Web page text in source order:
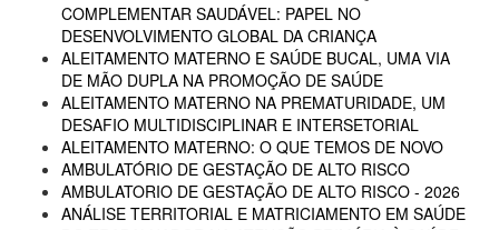
COMPLEMENTAR SAUDÁVEL: PAPEL NO
DESENVOLVIMENTO GLOBAL DA CRIANÇA
ALEITAMENTO MATERNO E SAÚDE BUCAL, UMA VIA
DE MÃO DUPLA NA PROMOÇÃO DE SAÚDE
ALEITAMENTO MATERNO NA PREMATURIDADE, UM
DESAFIO MULTIDISCIPLINAR E INTERSETORIAL
ALEITAMENTO MATERNO: O QUE TEMOS DE NOVO
AMBULATÓRIO DE GESTAÇÃO DE ALTO RISCO
AMBULATORIO DE GESTAÇÃO DE ALTO RISCO - 2026
ANÁLISE TERRITORIAL E MATRICIAMENTO EM SAÚDE